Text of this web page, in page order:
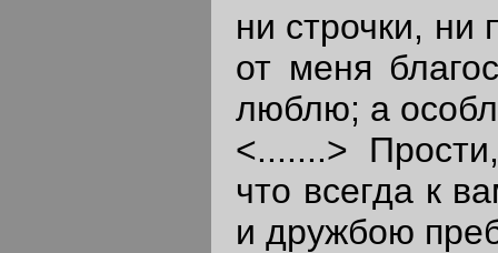
ни строчки, ни
от меня
люблю; а
<.......>
что всегда к
и дружбою